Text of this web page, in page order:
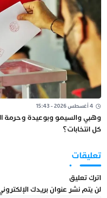
4 أغسطس 2026 - 15:43
وهبي والسيمو وبوعيدة وحرمة
كل انتخابات؟
تعليقات
اترك تعليق
لن يتم نشر عنوان بريدك